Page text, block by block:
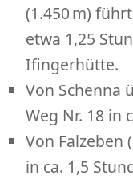
(1.450 m)
etwa 1,25
Ifingerhütte.
Von Schenna
Weg Nr. 18 in
Von Falzeben
in ca. 1,5